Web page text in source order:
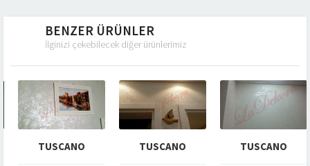
BENZER ÜRÜNLER
İlginizi çekebilecek diğer ürünlerimiz
TUSCANO TUSCANO TUSCANO